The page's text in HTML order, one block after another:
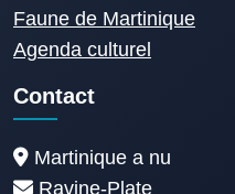
Faune de Martinique
Agenda culturel
Contact
Martinique a nu
Ravine-Plate